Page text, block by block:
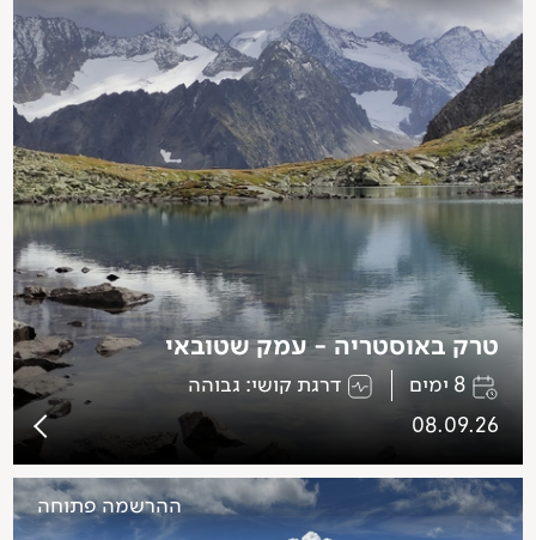
טרק באוסטריה - עמק שטובאי
8 ימים
דרגת קושי: גבוהה
08.09.26
ההרשמה פתוחה